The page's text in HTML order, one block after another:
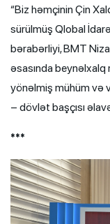
“Biz həmçinin Çin
sürülmüş Qlobal
bərabərliyi, BMT
əsasında beynəlxalq
yönəlmiş mühüm və
– dövlət başçısı
***